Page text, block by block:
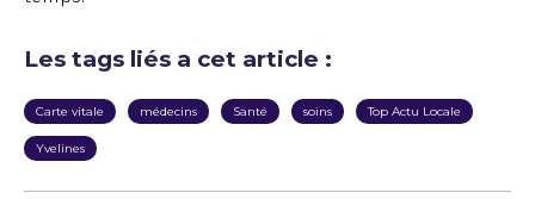
Les tags liés a cet article :
Carte vitale médecins Santé soins Top Actu Locale
Yvelines